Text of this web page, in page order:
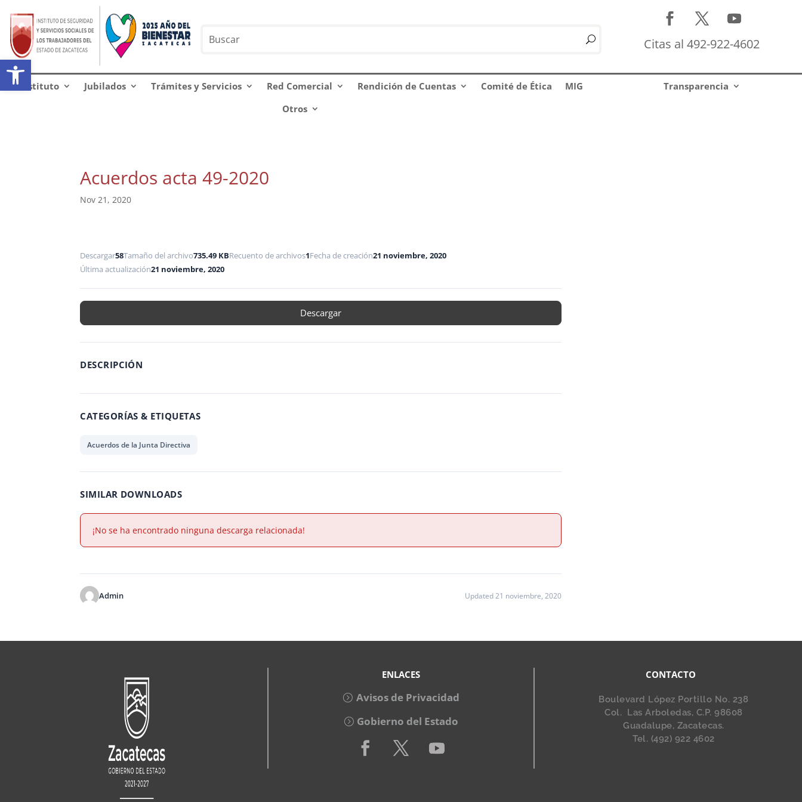
Abrir barra de herramientas
Citas al 492-922-4602
Instituto Jubilados Trámites y Servicios Red Comercial Rendición de Cuentas Comité de Ética
MIG
Otros
Transparencia
Acuerdos acta 49-2020
Nov 21, 2020
Descargar58Tamaño del archivo735.49 KBRecuento de archivos1Fecha de creación21 noviembre, 2020
Última actualización21 noviembre, 2020
Descargar
DESCRIPCIÓN
CATEGORÍAS & ETIQUETAS
Acuerdos de la Junta Directiva
SIMILAR DOWNLOADS
¡No se ha encontrado ninguna descarga relacionada!
Admin Updated 21 noviembre, 2020
ENLACES
Avisos de Privacidad
Gobierno del Estado
CONTACTO
Boulevard López Portillo No. 238
Col. Las Arboledas, C.P. 98608
Guadalupe, Zacatecas.
Tel. (492) 922 4602